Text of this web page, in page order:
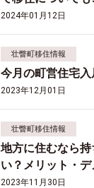
2024年01月12日
壮瞥町移住情報
今月の町営住宅
2023年12月01日
壮瞥町移住情報
地方に住むなら
い？メリット・
2023年11月30日